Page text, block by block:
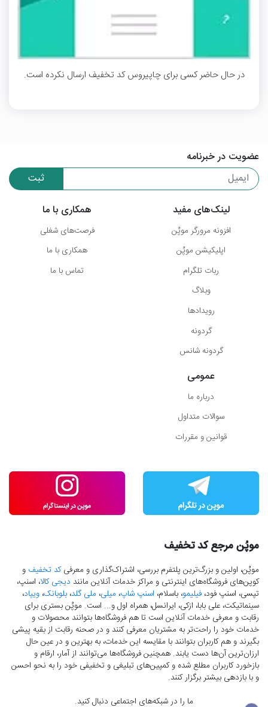
در حال حاضر کسی برای چاپیروس کد تخفیف ارسال نکرده است.
عضویت در خبرنامه
ثبت
لینک‌های مفید
افزونه مرورگر موپُن
اپلیکیشن موپُن
ربات تلگرام
وبلاگ
رویدادها
گردونه
گردونه شانس
همکاری با ما
فرصت‌های شغلی
همکاری با ما
تماس با ما
عمومی
درباره ما
سوالات متداول
قوانین و مقررات
موپُن مرجع کد تخفیف
موپُن، اولین و بزرگ‌ترین پلتفرم بررسی، اشتراک‌گذاری و معرفیکد تخفیف و
کوپن‌های فروشگاه‌های اینترنتی و مراکز خدمات آنلاین مانند دیجی کالا، اسنپ،
تپسی، اسنپ فود، فیلیمو، باسلام، اسنپ شاپ، میلی، ملی گلد، بلوبانک، ویپاد،
سینماتیکت، علی بابا، ازکی، ایرانسل، همراه اول و... است. موپُن بستری برای
رقابت و معرفی خدمات آنلاین است تا هم فروشگاه‌ها بتوانند محصولات و
خدمات خود را راحت‌تر به مشتریان معرفی کنند و در صحنه رقابت از بقیه پیشی
بگیرند و هم کاربران بتوانند با مقایسه این خدمات، به بهترین و در عین حال
ارزان‌ترین آن‌ها دست‌ یابند. همچنین فروشگاه‌ها می‌توانند از آمار، ارقام و
بازخورد کاربران مطلع شده و کمپین‌های تبلیغی و تخفیفی خود را به نحو احسن
و با بازدهی بیشتر برگزار کنند.
ما را در شبکه‌های اجتماعی دنبال کنید.